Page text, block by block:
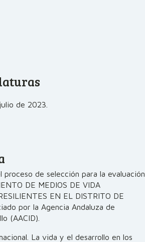
de 2023.
proceso de selección para la evaluación
DE MEDIOS DE VIDA
EN EL DISTRITO DE
por la Agencia Andaluza de
(AACID).
La vida y el desarrollo en los